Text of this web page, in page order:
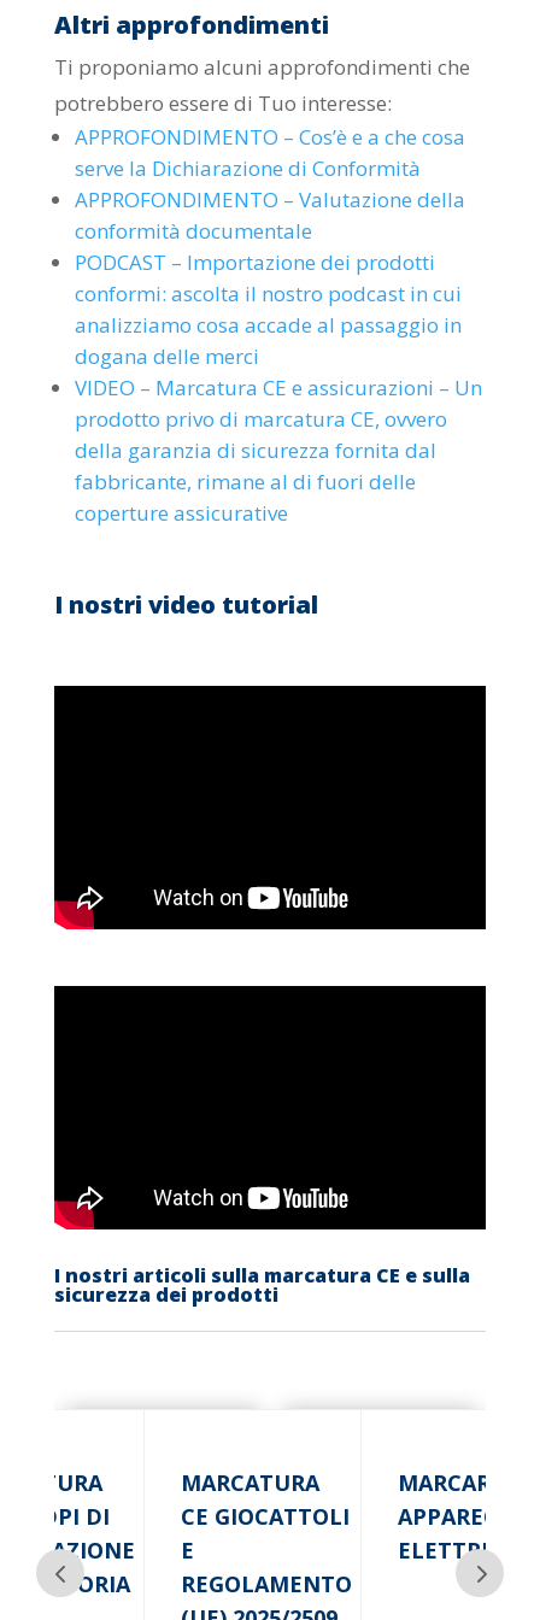
Altri approfondimenti
Ti proponiamo alcuni approfondimenti che
potrebbero essere di Tuo interesse:
APPROFONDIMENTO – Cos’è e a che cosa
serve la Dichiarazione di Conformità
APPROFONDIMENTO – Valutazione della
conformità documentale
PODCAST – Importazione dei prodotti
conformi: ascolta il nostro podcast in cui
analizziamo cosa accade al passaggio in
dogana delle merci
VIDEO – Marcatura CE e assicurazioni – Un
prodotto privo di marcatura CE, ovvero
della garanzia di sicurezza fornita dal
fabbricante, rimane al di fuori delle
coperture assicurative
I nostri video tutorial
I nostri articoli sulla marcatura CE e sulla
sicurezza dei prodotti
DPI DI
MARCATURA
CE GIOCATTOLI
E
REGOLAMENTO
MARCARE
ELETTRICHE